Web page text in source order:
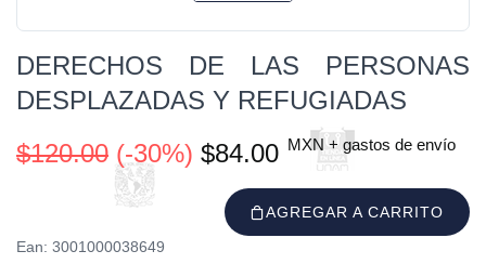
DERECHOS DE LAS PERSONAS
DESPLAZADAS Y REFUGIADAS
$120.00 (-30%) $84.00 MXN + gastos de envío
AGREGAR A CARRITO
Ean: 3001000038649